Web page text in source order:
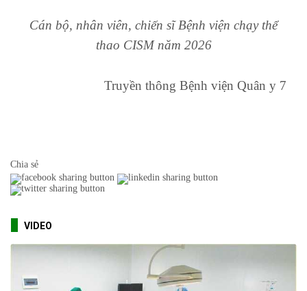
VIDEO
Cán bộ, nhân viên, chiến sĩ Bệnh viện chạy thể
thao CISM năm 2026
Truyền thông Bệnh viện Quân y 7
Chia sẻ